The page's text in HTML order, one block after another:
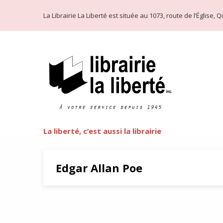
La Librairie La Liberté est située au 1073, route de l’Église,
La liberté, c’est aussi la librairie
Edgar Allan Poe